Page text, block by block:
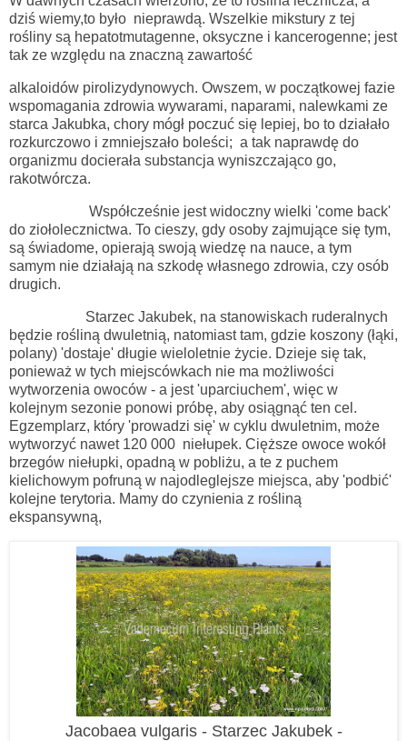
dziś wiemy,to było nieprawdą. Wszelkie mikstury z tej
rośliny są hepatotmutagenne, oksyczne i kancerogenne; jest
tak ze względu na znaczną zawartość
alkaloidów pirolizydynowych. Owszem, w początkowej fazie
wspomagania zdrowia wywarami, naparami, nalewkami ze
starca Jakubka, chory mógł poczuć się lepiej, bo to działało
rozkurczowo i zmniejszało boleści; a tak naprawdę do
organizmu docierała substancja wyniszczająco go,
rakotwórcza.
Współcześnie jest widoczny wielki 'come back'
do ziołolecznictwa. To cieszy, gdy osoby zajmujące się tym,
są świadome, opierają swoją wiedzę na nauce, a tym
samym nie działają na szkodę własnego zdrowia, czy osób
drugich.
Starzec Jakubek, na stanowiskach ruderalnych
będzie rośliną dwuletnią, natomiast tam, gdzie koszony (łąki,
polany) 'dostaje' długie wieloletnie życie. Dzieje się tak,
ponieważ w tych miejscówkach nie ma możliwości
wytworzenia owoców - a jest 'uparciuchem', więc w
kolejnym sezonie ponowi próbę, aby osiągnąć ten cel.
Egzemplarz, który 'prowadzi się' w cyklu dwuletnim, może
wytworzyć nawet 120 000 niełupek. Cięższe owoce wokół
brzegów niełupki, opadną w pobliżu, a te z puchem
kielichowym pofruną w najodleglejsze miejsca, aby 'podbić'
kolejne terytoria. Mamy do czynienia z rośliną
ekspansywną,
Jacobaea vulgaris - Starzec Jakubek -